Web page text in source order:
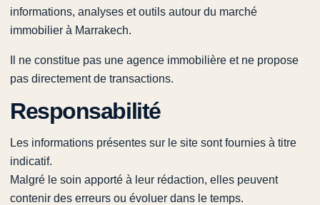
informations, analyses et outils autour du marché
immobilier à Marrakech.
Il ne constitue pas une agence immobilière et ne propose
pas directement de transactions.
Responsabilité
Les informations présentes sur le site sont fournies à titre
indicatif.
Malgré le soin apporté à leur rédaction, elles peuvent
contenir des erreurs ou évoluer dans le temps.